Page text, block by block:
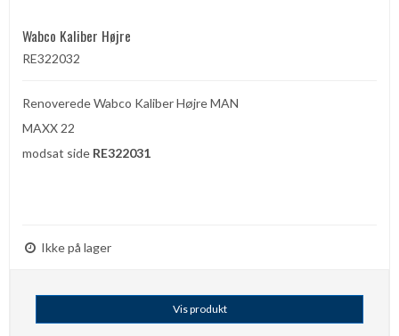
Wabco Kaliber Højre
RE322032
Renoverede Wabco Kaliber Højre MAN
MAXX 22
modsat side RE322031
Ikke på lager
Vis produkt